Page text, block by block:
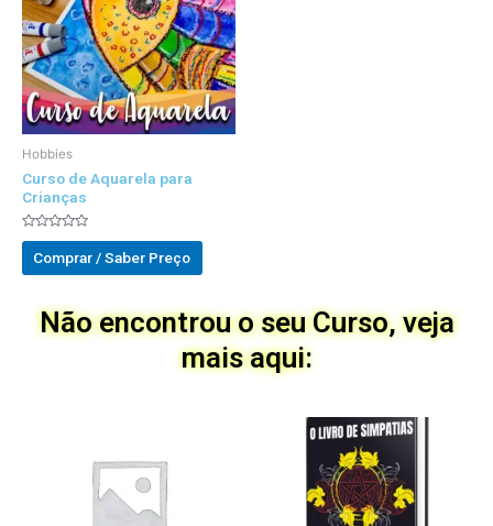
Hobbies
Curso de Aquarela para
Crianças
Avaliado
out
of
Comprar / Saber Preço
Não encontrou o seu Curso, veja
mais aqui: